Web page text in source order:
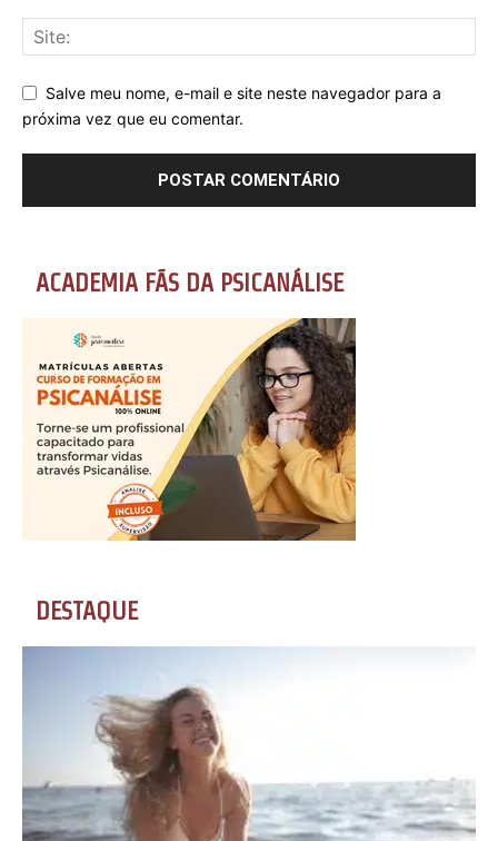
Salve meu nome, e-mail e site neste navegador para a
próxima vez que eu comentar.
ACADEMIA FÃS DA PSICANÁLISE
DESTAQUE